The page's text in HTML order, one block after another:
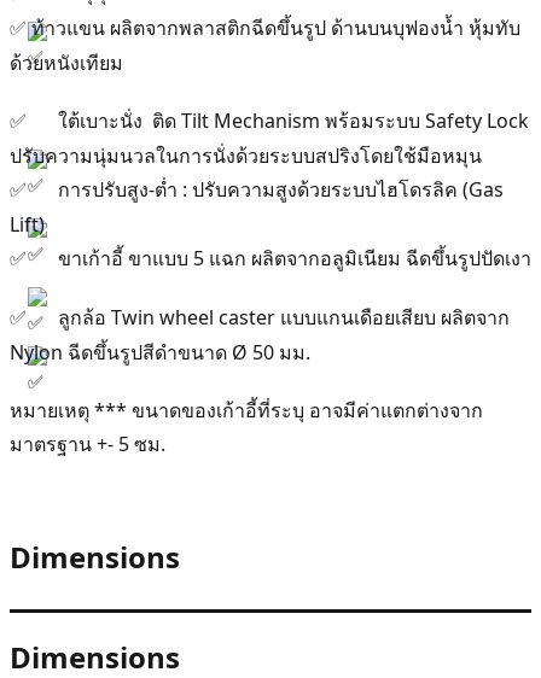
✅ท้าวแขน ผลิตจากพลาสติกฉีดขึ้นรูป ด้านบนบุฟองน้ำ หุ้มทับ
ด้วยหนังเทียม
✅
ใต้เบาะนั่ง ติด Tilt Mechanism พร้อมระบบ Safety Lock
ปรับความนุ่มนวลในการนั่งด้วยระบบสปริงโดยใช้มือหมุน
✅
การปรับสูง-ต่ำ : ปรับความสูงด้วยระบบไฮโดรลิค (Gas
Lift)
✅ ขาเก้าอี้ ขาแบบ 5 แฉก ผลิตจากอลูมิเนียม ฉีดขึ้นรูปปัดเงา
✅
ลูกล้อ Twin wheel caster แบบแกนเดือยเสียบ ผลิตจาก
Nylon ฉีดขึ้นรูปสีดําขนาด Ø 50 มม.
หมายเหตุ *** ขนาดของเก้าอี้ที่ระบุ อาจมีค่าแตกต่างจาก
มาตรฐาน +- 5 ซม.
Dimensions
Dimensions